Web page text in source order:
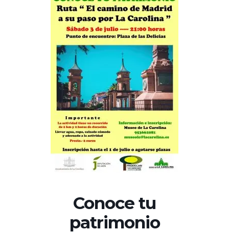
Conoce tu
patrimonio